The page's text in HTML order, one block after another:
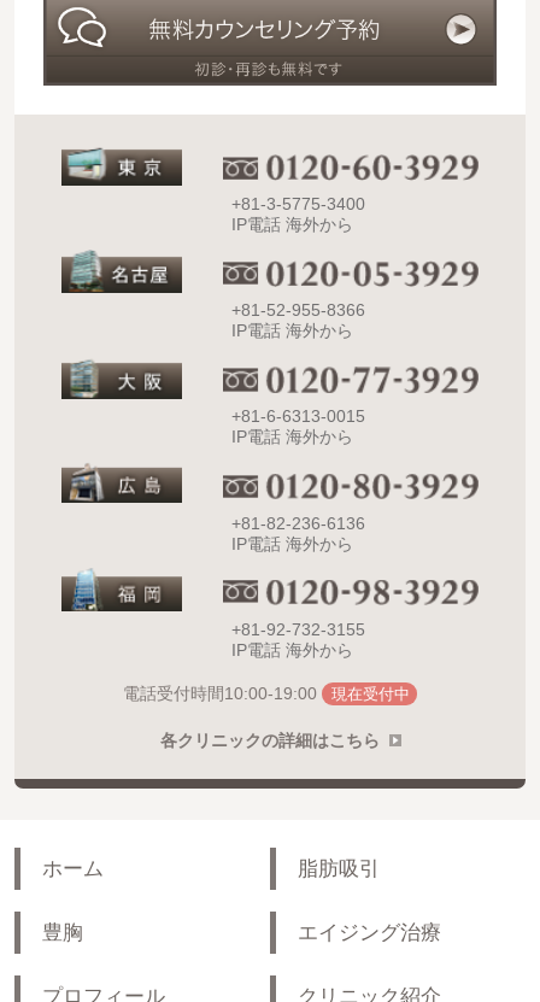
+81-3-5775-3400
IP電話 海外から
+81-52-955-8366
IP電話 海外から
+81-6-6313-0015
IP電話 海外から
+81-82-236-6136
IP電話 海外から
+81-92-732-3155
IP電話 海外から
電話受付時間10:00-19:00 現在受付中
各クリニックの詳細はこちら
ホーム 脂肪吸引
豊胸 エイジング治療
プロフィール クリニック紹介